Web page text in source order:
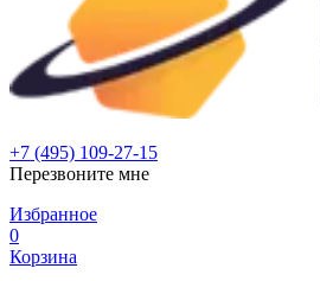
+7 (495) 109-27-15
Перезвоните мне
Избранное
0
Корзина